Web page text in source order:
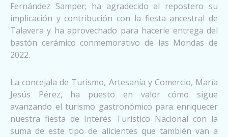
Fernández Samper; ha agradecido al repostero su
implicación y contribución con la fiesta ancestral de
Talavera y ha aprovechado para hacerle entrega del
bastón cerámico conmemorativo de las Mondas de
2022.
La concejala de Turismo, Artesanía y Comercio, María
Jesús Pérez, ha puesto en valor cómo sigue
avanzando el turismo gastronómico para enriquecer
nuestra fiesta de Interés Turístico Nacional con la
suma de este tipo de alicientes que también van a